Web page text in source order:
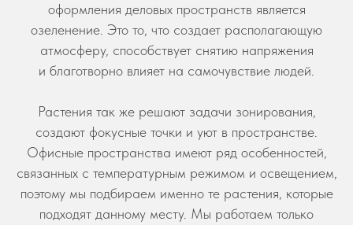
оформления деловых пространств является
озеленение. Это то, что создает располагающую
атмосферу, способствует снятию напряжения
и благотворно влияет на самочувствие людей.
Растения так же решают задачи зонирования,
создают фокусные точки и уют в пространстве.
Офисные пространства имеют ряд особенностей,
связанных с температурным режимом и освещением,
поэтому мы подбираем именно те растения, которые
подходят данному месту. Мы работаем только